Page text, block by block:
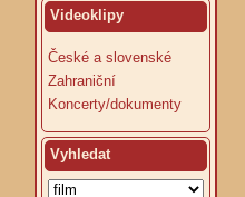
Videoklipy
České a slovenské
Zahraniční
Koncerty/dokumenty
Vyhledat